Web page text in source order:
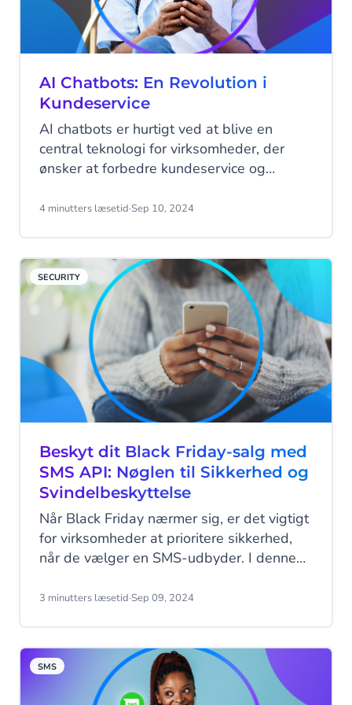
kundeloyaliteten. Kom ikke bagud denne
Black Friday!
AI Chatbots: En Revolution i
Kundeservice
AI chatbots er hurtigt ved at blive en
central teknologi for virksomheder, der
ønsker at forbedre kundeservice og
nærmere på, hvad AI chatbots er, hvordan
fokusere på, hvorfor det er vigtigt at
overveje implementeringen af denne
teknologi i din virksomhed.
4 minutters læsetid·Sep 10, 2024
SECURITY
Beskyt dit Black Friday-salg med
SMS API: Nøglen til Sikkerhed og
Svindelbeskyttelse
Når Black Friday nærmer sig, er det vigtigt
for virksomheder at prioritere sikkerhed,
når de vælger en SMS-udbyder. I denne
forhindre sikkerhedsbrud, uautoriseret
problemfrit. Her er, hvordan du vælger en
SMS-udbyder, der kan beskytte din
virksomhed og maksimere dit Black
3 minutters læsetid·Sep 09, 2024
SMS